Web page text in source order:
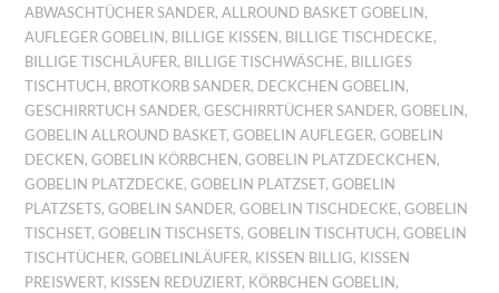
ABWASCHTÜCHER SANDER,ALLROUND BASKET GOBELIN ,
AUFLEGER GOBELIN , BILLIGE KISSEN , BILLIGE TISCHDECKE,
BILLIGE TISCHLÄUFER, BILLIGE TISCHWÄSCHE, BILLIGES
TISCHTUCH , BROTKORB SANDER, DECKCHEN GOBELIN ,
GESCHIRRTUCH SANDER,GESCHIRRTÜCHER SANDER,GOBELIN ,
GOBELIN ALLROUND BASKET,GOBELIN AUFLEGER,GOBELIN
DECKEN ,GOBELIN KÖRBCHEN ,GOBELIN PLATZDECKCHEN ,
GOBELIN PLATZDECKE,GOBELIN PLATZSET,GOBELIN
PLATZSETS,GOBELIN SANDER,GOBELIN TISCHDECKE,GOBELIN
TISCHSET,GOBELIN TISCHSETS,GOBELIN TISCHTUCH ,GOBELIN
TISCHTÜCHER,GOBELINLÄUFER, KISSEN BILLIG, KISSEN
PREISWERT, KISSEN REDUZIERT, KÖRBCHEN GOBELIN ,